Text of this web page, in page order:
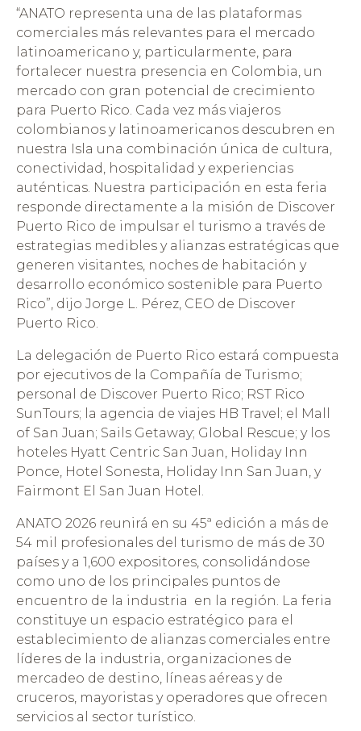
“ANATO representa una de las plataformas
comerciales más relevantes para el mercado
latinoamericano y, particularmente, para
fortalecer nuestra presencia en Colombia, un
mercado con gran potencial de crecimiento
para Puerto Rico. Cada vez más viajeros
colombianos y latinoamericanos descubren en
nuestra Isla una combinación única de cultura,
conectividad, hospitalidad y experiencias
auténticas. Nuestra participación en esta feria
responde directamente a la misión de Discover
Puerto Rico de impulsar el turismo a través de
estrategias medibles y alianzas estratégicas que
generen visitantes, noches de habitación y
desarrollo económico sostenible para Puerto
Rico”, dijo Jorge L. Pérez, CEO de Discover
Puerto Rico.
La delegación de Puerto Rico estará compuesta
por ejecutivos de la Compañía de Turismo;
personal de Discover Puerto Rico; RST Rico
SunTours; la agencia de viajes HB Travel; el Mall
of San Juan; Sails Getaway; Global Rescue; y los
hoteles Hyatt Centric San Juan, Holiday Inn
Ponce, Hotel Sonesta, Holiday Inn San Juan, y
Fairmont El San Juan Hotel.
ANATO 2026 reunirá en su 45ª edición a más de
54 mil profesionales del turismo de más de 30
países y a 1,600 expositores, consolidándose
como uno de los principales puntos de
encuentro de la industria en la región. La feria
constituye un espacio estratégico para el
establecimiento de alianzas comerciales entre
líderes de la industria, organizaciones de
mercadeo de destino, líneas aéreas y de
cruceros, mayoristas y operadores que ofrecen
servicios al sector turístico.